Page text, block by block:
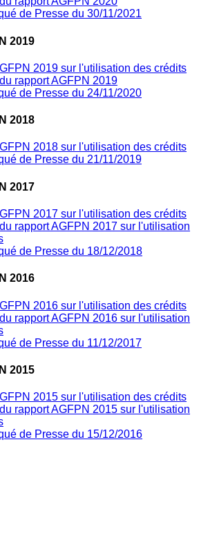
de Presse du 30/11/2021
2019
2019 sur l'utilisation des crédits
rapport AGFPN 2019
de Presse du 24/11/2020
2018
2018 sur l'utilisation des crédits
de Presse du 21/11/2019
2017
2017 sur l'utilisation des crédits
rapport AGFPN 2017 sur l'utilisation
de Presse du 18/12/2018
2016
2016 sur l'utilisation des crédits
rapport AGFPN 2016 sur l'utilisation
de Presse du 11/12/2017
2015
2015 sur l'utilisation des crédits
rapport AGFPN 2015 sur l'utilisation
de Presse du 15/12/2016